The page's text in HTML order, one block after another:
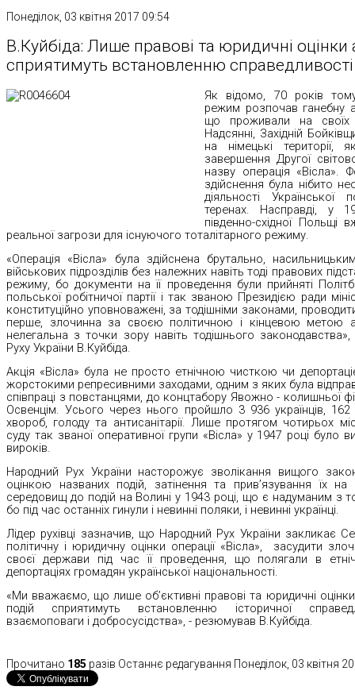
Понеділок, 03 квітня 2017 09:54
В.Куйбіда: Лише правові та юридичні оцінки
сприятимуть встановленню
Як відомо, 70 років
режим розпочав ганебну
що проживали на своїх
Надсянні, Західній
на німецькі території,
завершення Другої
назву операція «Вісла».
здійснення була нібито
діяльності
теренах. Насправді, у
південно-східної Польщі
реальної загрози для існуючого тоталітарного режиму.
«Операція «Вісла» була здійснена брутально,
військових підрозділів без належних навіть тоді правових
режиму, бо документи на її проведення були прийняті
польської робітничої партії і так званою Президією ради
конституційно уповноважені, за тодішніми законами,
перше, злочинна за своєю політичною і кінцевою метою
нелегальна з точки зору навіть тодішнього
Руху України В.Куйбіда.
Акція «Вісла» була не просто етнічною чисткою чи
жорстокими репресивними заходами, одним з яких була
співпраці з повстанцями, до концтабору Явожно - колишньої
Освенцім. Усього через нього пройшло 3 936 українців, 162
хвороб, голоду та антисанітарії. Лише протягом чотирьох
суду так званої оперативної групи «Вісла» у 1947 році було
вироків.
Народний Рух України насторожує зволікання вищого
оцінкою названих подій, затінення та прив’язування їх
середовищ до подій на Волині у 1943 році, що є надуманим з
бо під час останніх гинули і невинні поляки, і невинні українці.
Лідер рухівці зазначив, що Народний Рух України закликає
політичну і юридичну оцінки операції «Вісла», засудити
своєї держави під час її проведення, що полягали в
депортаціях громадян української національності.
«Ми вважаємо, що лише об’єктивні правові та юридичні
подій сприятимуть встановленню історичної
взаємоповаги і добросусідства», - резюмував В.Куйбіда.
Прочитано 185 разів Останнє редагування Понеділок, 03 квітня